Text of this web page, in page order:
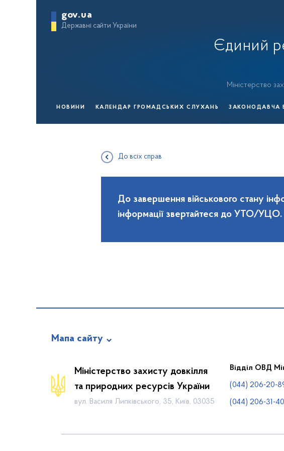
gov.ua
Державні сайти України
Єдиний
Міністерство
НОВИНИ КАЛЕНДАР ГРОМАДСЬКИХ СЛУХАНЬ ЗАКОНОДАВЧА
До всіх справ
До завершення військового стану
інформації звертайтеся до УТО/УЦО.
Мапа сайту
Календар громадських слухань
Законодавча база
Карта планової діяльності
Міністерство захисту довкілля
та природних ресурсів України
вул. Василя Липківського, 35, Київ, 03035
Відділ ОВД
(044) 206-20-
(044) 206-31-40